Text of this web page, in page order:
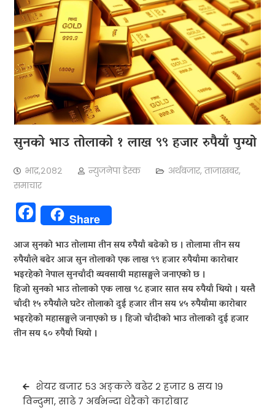
सुनको भाउ तोलाको १ लाख ९९ हजार रुपैयाँ पुग्यो
भाद्र,२०८२ न्युजनेपा डेस्क अर्थबजार,ताजाखबर,
समाचार
Facebook
Share
आज सुनको भाउ तोलामा तीन सय रुपैयाँ बढेको छ । तोलामा तीन सय
रुपैयाँले बढेर आज सुन तोलाको एक लाख ९९ हजार रुपैयाँमा कारोबार
भइरहेको नेपाल सुनचाँदी व्यवसायी महासङ्घले जनाएको छ ।
हिजो सुनको भाउ तोलाको एक लाख ९८ हजार सात सय रुपैयाँ थियो । यस्तै
चाँदी १५ रुपैयाँले घटेर तोलाको दुई हजार तीन सय ४५ रुपैयाँमा कारोबार
भइरहेको महासङ्घले जनाएको छ । हिजो चाँदीको भाउ तोलाको दुई हजार
तीन सय ६० रुपैयाँ थियो ।
Post
navigation
शेयर बजार ५३ अङ्कले बढेर २ हजार ८ सय १९
विन्दुमा, साढे ७ अर्बभन्दा धेरैकाे काराेबार